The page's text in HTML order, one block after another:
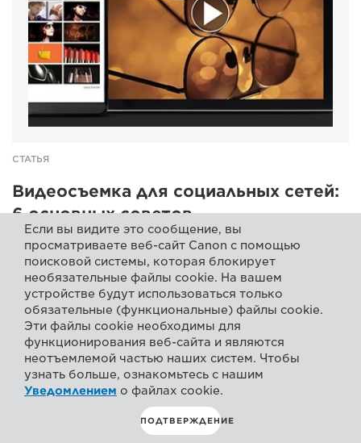
СТАТЬЯ
Видеосъемка для социальных сетей:
6 основных советов
Что вам нужно знать о создании видео для социальных
сетей? Коммерческий фотограф Квентин Каффье делится
своими лучшими советами.
Если вы видите это сообщение, вы
просматриваете веб-сайт Canon с помощью
поисковой системы, которая блокирует
необязательные файлы cookie. На вашем
устройстве будут использоваться только
обязательные (функциональные) файлы cookie.
Эти файлы cookie необходимы для
функционирования веб-сайта и являются
неотъемлемой частью наших систем. Чтобы
узнать больше, ознакомьтесь с нашим
Уведомлением о файлах cookie.
ПОДТВЕРЖДЕНИЕ